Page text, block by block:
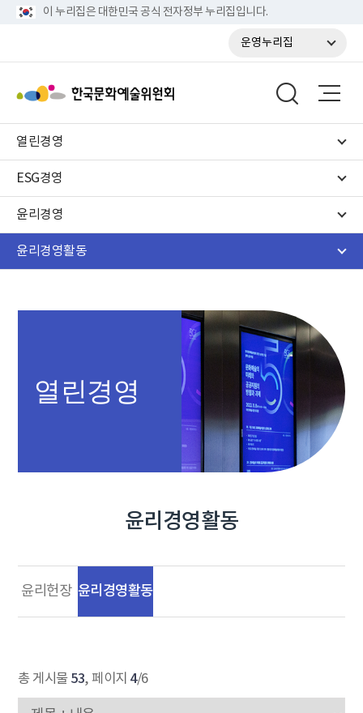
이 누리집은 대한민국 공식 전자정부 누리집입니다.
운영누리집
열린경영
ESG경영
윤리경영
윤리경영활동
열린경영
윤리경영활동
윤리헌장 윤리경영활동
총 게시물 53, 페이지 4/6